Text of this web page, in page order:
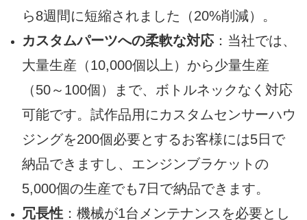
ら8週間に短縮されました（20%削減）。
カスタムパーツへの柔軟な対応：当社では、
大量生産（10,000個以上）から少量生産
（50～100個）まで、ボトルネックなく対応
可能です。試作品用にカスタムセンサーハウ
ジングを200個必要とするお客様には5日で
納品できますし、エンジンブラケットの
5,000個の生産でも7日で納品できます。
冗長性：機械が1台メンテナンスを必要とし